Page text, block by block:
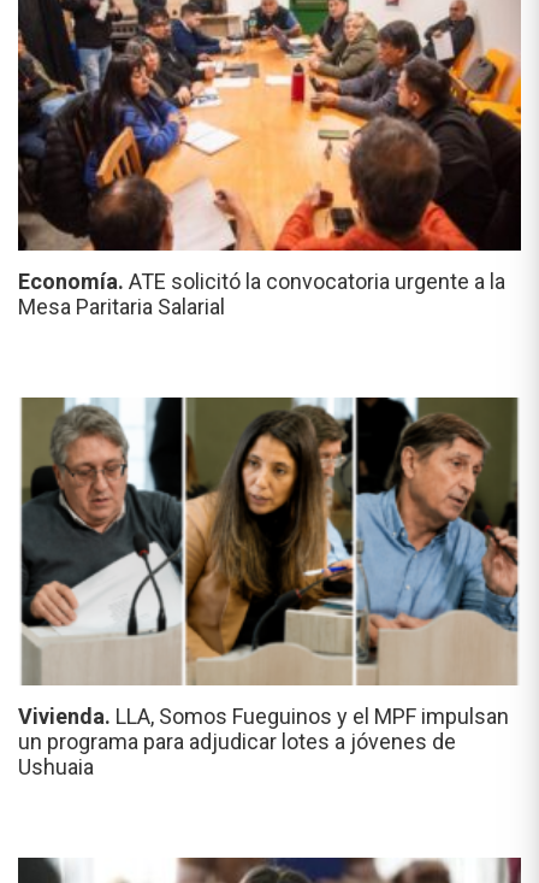
Economía. ATE solicitó la convocatoria urgente a la
Mesa Paritaria Salarial
Vivienda. LLA, Somos Fueguinos y el MPF impulsan
un programa para adjudicar lotes a jóvenes de
Ushuaia